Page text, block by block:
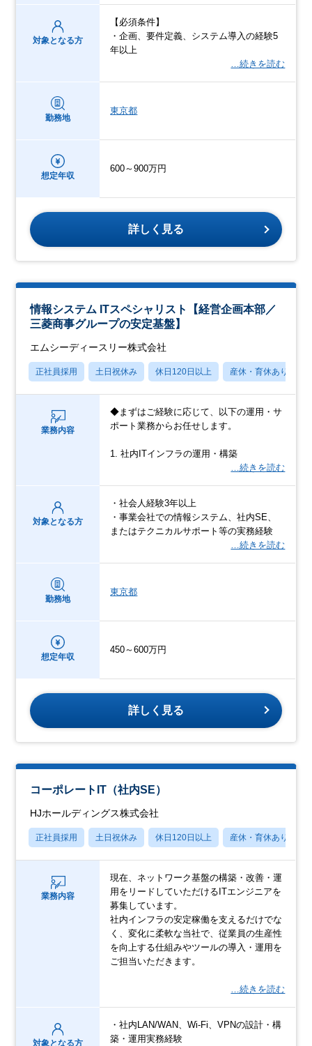
対象となる方
【必須条件】
・企画、要件定義、システム導入の経験5
年以上
…続きを読む
勤務地
東京都
想定年収
600～900万円
詳しく見る
情報システム ITスペシャリスト【経営企画本部／
三菱商事グループの安定基盤】
エムシーディースリー株式会社
正社員採用 土日祝休み 休日120日以上 産休・育休あり
業務内容
◆まずはご経験に応じて、以下の運用・サ
ポート業務からお任せします。
1. 社内ITインフラの運用・構築
…続きを読む
対象となる方
・社会人経験3年以上
・事業会社での情報システム、社内SE、
またはテクニカルサポート等の実務経験
…続きを読む
勤務地
東京都
想定年収
450～600万円
詳しく見る
コーポレートIT（社内SE）
HJホールディングス株式会社
正社員採用 土日祝休み 休日120日以上 産休・育休あり
業務内容
現在、ネットワーク基盤の構築・改善・運
用をリードしていただけるITエンジニアを
募集しています。
社内インフラの安定稼働を支えるだけでな
く、変化に柔軟な当社で、従業員の生産性
を向上する仕組みやツールの導入・運用を
ご担当いただきます。
…続きを読む
対象となる方
・社内LAN/WAN、Wi-Fi、VPNの設計・構
築・運用実務経験